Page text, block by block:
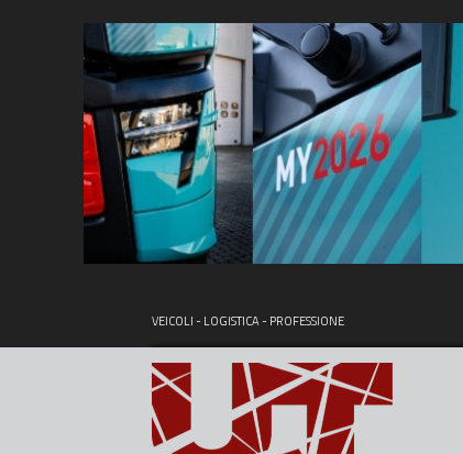
VEICOLI - LOGISTICA - PROFESSIONE